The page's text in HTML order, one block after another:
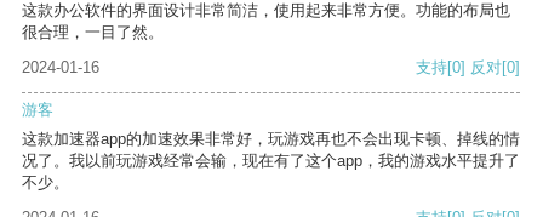
这款办公软件的界面设计非常简洁，使用起来非常方便。功能的布局也
很合理，一目了然。
2024-01-16
支持[0] 反对[0]
游客
这款加速器app的加速效果非常好，玩游戏再也不会出现卡顿、掉线的情
况了。我以前玩游戏经常会输，现在有了这个app，我的游戏水平提升了
不少。